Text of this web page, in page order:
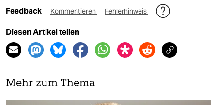
Feedback Kommentieren Fehlerhinweis
Diesen Artikel teilen
Mehr zum Thema